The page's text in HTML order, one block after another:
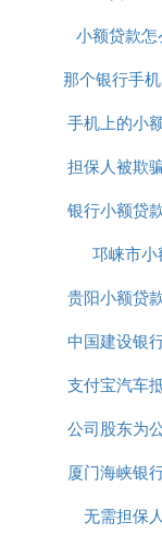
前款规定的债
权人，交付的
金份额、股权
权人协商同意
得的价款，应
公司股权可以
程：一、股权
料；二、股权
股权质押合同
是贷款合同中
约定时间内，
质登记机构（
权交由股权出
质登记，向工
小额贷款
那个银行手
额贷
手机上的小
正规
担保人被欺
银行小额贷
到期付
邛崃市小
贵阳小额贷
中国建设银
抵押利
支付宝汽车
息8
公司股东为
保
厦门海峡银
利息
无需担保